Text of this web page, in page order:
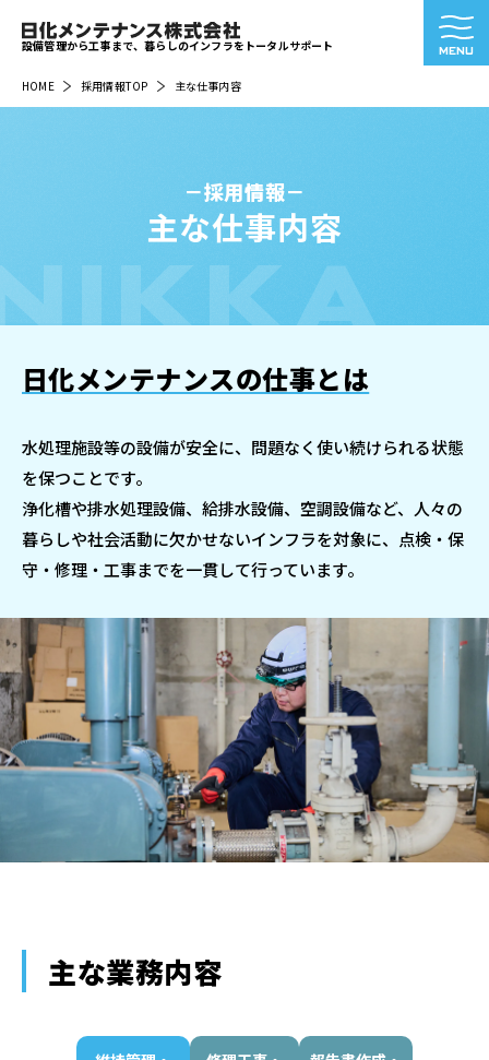
設備管理から工事まで、暮らしのインフラをトータルサポート
HOME 採用情報TOP 主な仕事内容
採用情報
主な仕事内容
日化メンテナンスの仕事とは
水処理施設等の設備が安全に、問題なく使い続けられる状態
を保つことです。
浄化槽や排水処理設備、給排水設備、空調設備など、人々の
暮らしや社会活動に欠かせないインフラを対象に、点検・保
守・修理・工事までを一貫して行っています。
主な業務内容